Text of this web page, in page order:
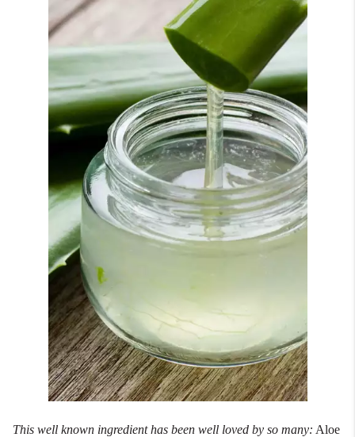
This well known ingredient has been well loved by so many: Aloe